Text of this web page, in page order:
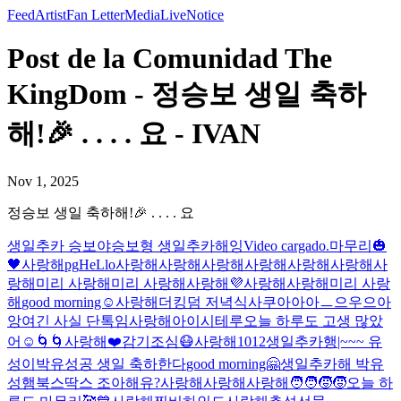
FeedArtistFan LetterMediaLiveNotice
Post de la Comunidad The
KingDom - 정승보 생일 축하
해!🎉 . . . . 요 - IVAN
Nov 1, 2025
정승보 생일 축하해!🎉 . . . . 요
생일추카 승보야승보형 생일추카해잉Video cargado.마무리🎃
🖤사랑해pgHeLlo사랑해사랑해사랑해사랑해사랑해사랑해사
랑해 미리 사랑해 미리 사랑해사랑해 💜사랑해사랑해 미리 사랑
해 good morning☺️사랑해 더킹덤 저녁식사쿠아아아ㅡ으우으아
앙여긴 사실 단톡임사랑해 아이시테루오늘 하루도 고생 많았
어☺️ 🌀🌀 사랑해 ❤️감기조심😷사랑해 1012생일추카행|~~~ 유
성이 박유성공 생일 축하한다good morning🤗생일추카해 박유
성햄북스딱스 조아해유?사랑해사랑해사랑해 🧑‍🧑‍🧒‍🧒오늘 하